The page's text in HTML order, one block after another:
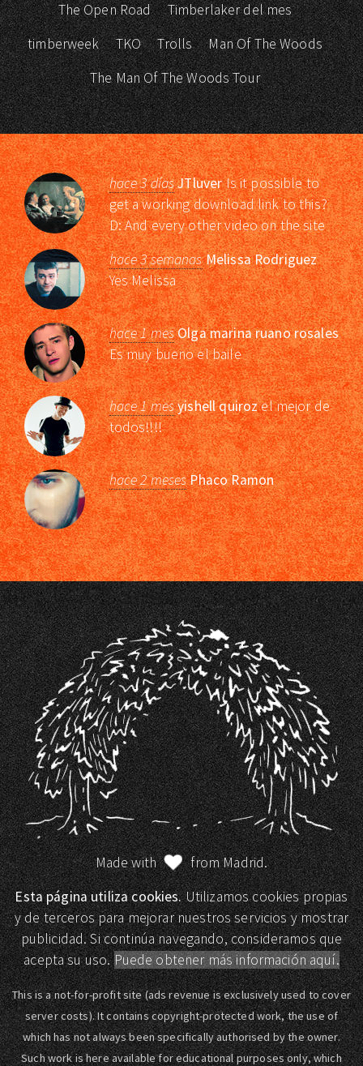
The Open Road
Timberlaker del mes
timberweek
TKO Trolls
Man Of The Woods
The Man Of The Woods Tour
hace 3 díasJTluverIs it possible to
get a working download link to this?
D: And every other video on the site
hace 3 semanasMelissa Rodriguez
Yes Melissa
hace 1 mesOlga marina ruano rosales
Es muy bueno el baile
hace 1 mesyishell quirozel mejor de
todos!!!!
hace 2 mesesPhaco Ramon
Made with
from Madrid.
Esta página utiliza cookies.Utilizamos cookies propias
y de terceros para mejorar nuestros servicios y mostrar
publicidad. Si continúa navegando, consideramos que
acepta su uso.Puede obtener más información aquí.
This is a not-for-profit site (ads revenue is exclusively used to cover
server costs). It contains copyright-protected work, the use of
which has not always been specifically authorised by the owner.
Such work is here available for educational purposes only, which